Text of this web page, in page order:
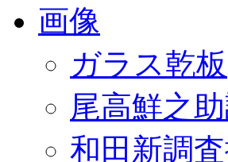
画像
ガラス乾板
尾高鮮之
和田新調